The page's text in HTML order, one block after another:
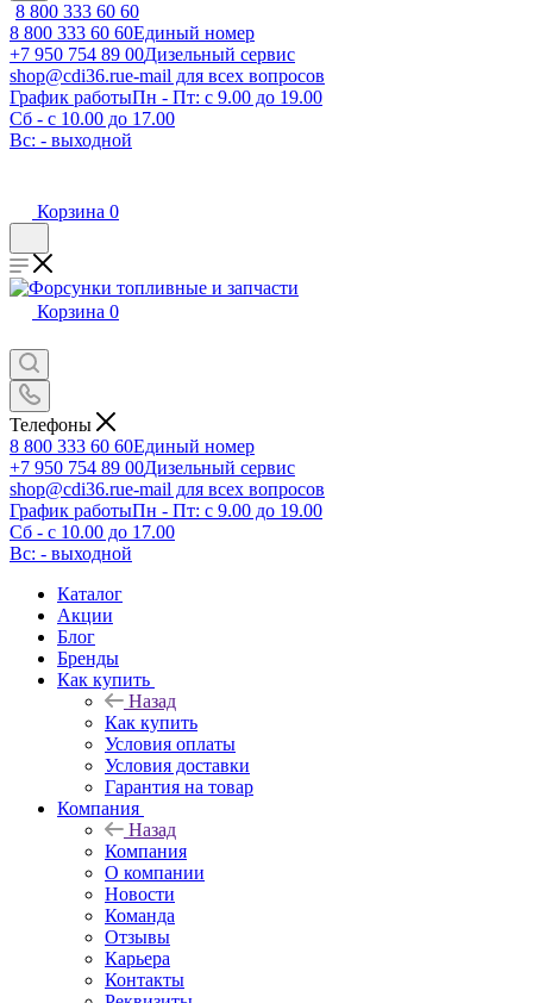
8 800 333 60 60
8 800 333 60 60Единый номер
+7 950 754 89 00Дизельный сервис
shop@cdi36.rue-mail для всех вопросов
График работыПн - Пт: с 9.00 до 19.00
Сб - с 10.00 до 17.00
Вс: - выходной
Корзина 0
Корзина 0
Телефоны
8 800 333 60 60Единый номер
+7 950 754 89 00Дизельный сервис
shop@cdi36.rue-mail для всех вопросов
График работыПн - Пт: с 9.00 до 19.00
Сб - с 10.00 до 17.00
Вс: - выходной
Каталог
Акции
Блог
Бренды
Как купить
Назад
Как купить
Условия оплаты
Условия доставки
Гарантия на товар
Компания
Назад
Компания
О компании
Новости
Команда
Отзывы
Карьера
Контакты